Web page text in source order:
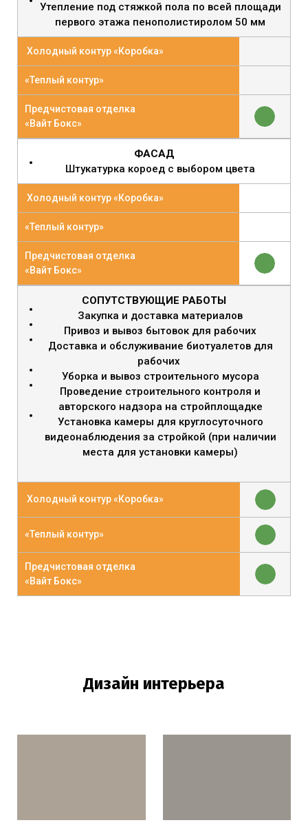
Утепление под стяжкой пола по всей площади
первого этажа пенополистиролом 50 мм
Холодный контур «Коробка»
«Теплый контур»
Предчистовая отделка
«Вайт Бокс»
ФАСАД
Штукатурка короед с выбором цвета
Холодный контур «Коробка»
«Теплый контур»
Предчистовая отделка
«Вайт Бокс»
СОПУТСТВУЮЩИЕ РАБОТЫ
Закупка и доставка материалов
Привоз и вывоз бытовок для рабочих
Доставка и обслуживание биотуалетов для
рабочих
Уборка и вывоз строительного мусора
Проведение строительного контроля и
авторского надзора на стройплощадке
Установка камеры для круглосуточного
видеонаблюдения за стройкой (при наличии
места для установки камеры)
Холодный контур «Коробка»
«Теплый контур»
Предчистовая отделка
«Вайт Бокс»
Дизайн интерьера